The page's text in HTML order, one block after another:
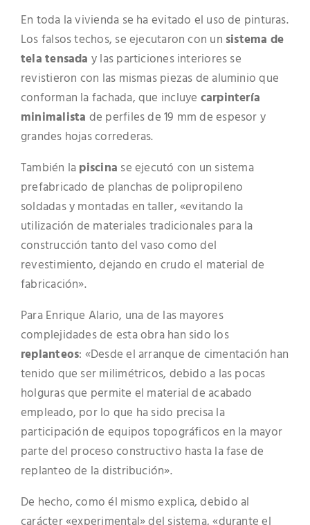
En toda la vivienda se ha evitado el uso de pinturas.
Los falsos techos, se ejecutaron con un sistema de
tela tensada y las particiones interiores se
revistieron con las mismas piezas de aluminio que
conforman la fachada, que incluye carpintería
minimalista de perfiles de 19 mm de espesor y
grandes hojas correderas.
También lapiscina se ejecutó con un sistema
prefabricado de planchas de polipropileno
soldadas y montadas en taller, «evitando la
utilización de materiales tradicionales para la
construcción tanto del vaso como del
revestimiento, dejando en crudo el material de
fabricación».
Para Enrique Alario, una de las mayores
complejidades de esta obra han sido los
replanteos: «Desde el arranque de cimentación han
tenido que ser milimétricos, debido a las pocas
holguras que permite el material de acabado
empleado, por lo que ha sido precisa la
participación de equipos topográficos en la mayor
parte del proceso constructivo hasta la fase de
replanteo de la distribución».
De hecho, como él mismo explica, debido al